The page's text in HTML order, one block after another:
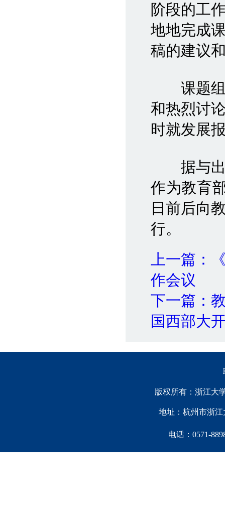
阶段的工
地地完成
稿的建议
课题组
和热烈讨
时就发展
据与出
作为教育
日前后向
行。
上一篇：
作会议
下一篇：
国西部大
版权所有：浙江大
地址：杭州市浙江
电话：0571-